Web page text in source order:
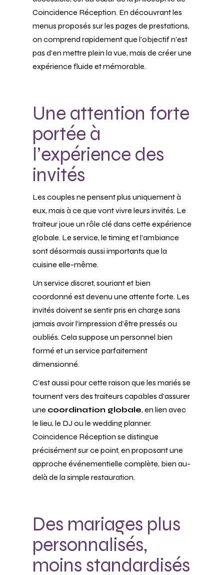
Coincidence Réception. En découvrant les
menus proposés sur les pages de prestations,
on comprend rapidement que l’objectif n’est
pas d’en mettre plein la vue, mais de créer une
expérience fluide et mémorable.
Une attention forte
portée à
l’expérience des
invités
Les couples ne pensent plus uniquement à
eux, mais à ce que vont vivre leurs invités. Le
traiteur joue un rôle clé dans cette expérience
globale. Le service, le timing et l’ambiance
sont désormais aussi importants que la
cuisine elle-même.
Un service discret, souriant et bien
coordonné est devenu une attente forte. Les
invités doivent se sentir pris en charge sans
jamais avoir l’impression d’être pressés ou
oubliés. Cela suppose un personnel bien
formé et un service parfaitement
dimensionné.
C’est aussi pour cette raison que les mariés se
tournent vers des traiteurs capables d’assurer
une coordination globale, en lien avec
le lieu, le DJ ou le wedding planner.
Coincidence Réception se distingue
précisément sur ce point, en proposant une
approche événementielle complète, bien au-
delà de la simple restauration.
Des mariages plus
personnalisés,
moins standardisés